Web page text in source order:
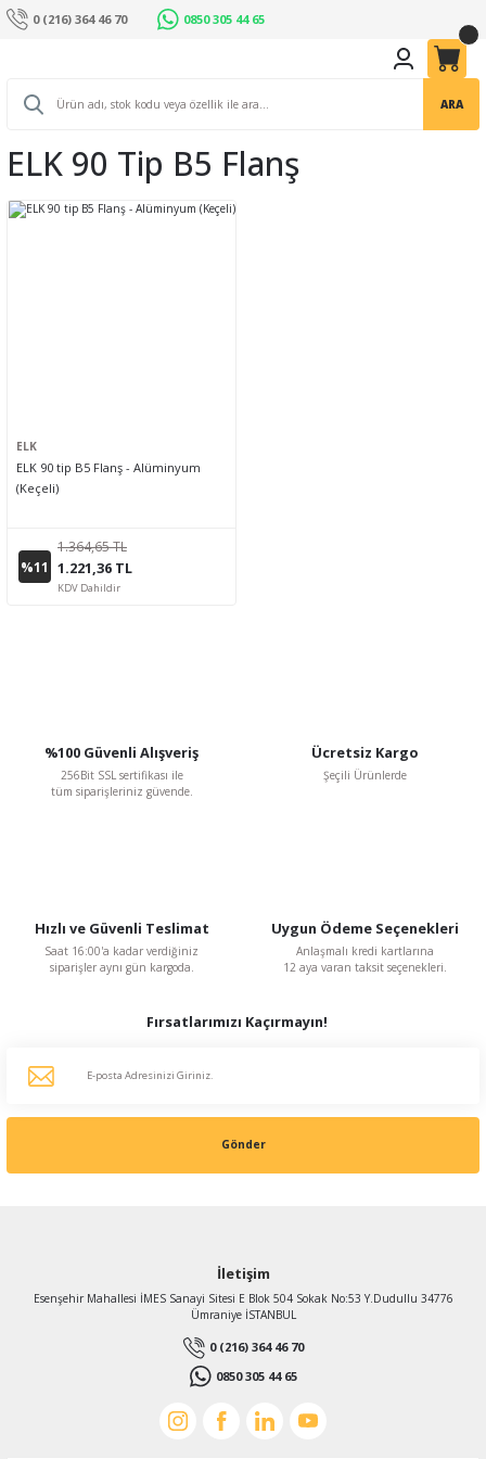
0 (216) 364 46 70 0850 305 44 65
ARA
ELK 90 Tip B5 Flanş
ELK
ELK 90 tip B5 Flanş - Alüminyum
(Keçeli)
%11
1.364,65 TL
1.221,36 TL
KDV Dahildir
%100 Güvenli Alışveriş
256Bit SSL sertifikası ile
tüm siparişleriniz güvende.
Ücretsiz Kargo
Şeçili Ürünlerde
Hızlı ve Güvenli Teslimat
Saat 16:00'a kadar verdiğiniz
siparişler aynı gün kargoda.
Uygun Ödeme Seçenekleri
Anlaşmalı kredi kartlarına
12 aya varan taksit seçenekleri.
Fırsatlarımızı Kaçırmayın!
Gönder
İletişim
Esenşehir Mahallesi İMES Sanayi Sitesi E Blok 504 Sokak No:53 Y.Dudullu 34776
Ümraniye İSTANBUL
0 (216) 364 46 70
0850 305 44 65